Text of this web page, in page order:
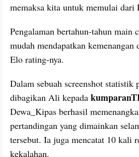
memaksa kita untuk memulai dari
Pengalaman bertahun-tahun main
mudah mendapatkan kemenangan
Elo rating-nya.
Dalam sebuah screenshot statistik
dibagikan Ali kepada
Dewa_Kipas berhasil
pertandingan yang dimainkan
tersebut. Ia juga mencatat 10 kali
kekalahan.